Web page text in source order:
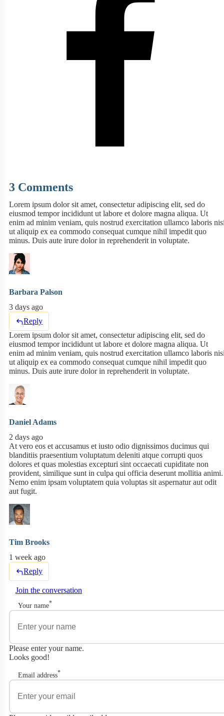
3 Comments
Lorem ipsum dolor sit amet, consectetur adipiscing elit, sed do
eiusmod tempor incididunt ut labore et dolore magna aliqua. Ut
enim ad minim veniam, quis nostrud exercitation ullamco laboris
ut aliquip ex ea commodo consequat cumque nihil impedit quo
minus. Duis aute irure dolor in reprehenderit in voluptate.
Barbara Palson
3 days ago
Reply
Lorem ipsum dolor sit amet, consectetur adipiscing elit, sed do
eiusmod tempor incididunt ut labore et dolore magna aliqua. Ut
enim ad minim veniam, quis nostrud exercitation ullamco laboris
ut aliquip ex ea commodo consequat cumque nihil impedit quo
minus. Duis aute irure dolor in reprehenderit in voluptate.
Daniel Adams
2 days ago
At vero eos et accusamus et iusto odio dignissimos ducimus qui
blanditiis praesentium voluptatum deleniti atque corrupti quos
dolores et quas molestias excepturi sint occaecati cupiditate non
provident, similique sunt in culpa qui officia deserunt mollitia animi.
Nemo enim ipsam voluptatem quia voluptas sit aspernatur aut odit
aut fugit.
Tim Brooks
1 week ago
Reply
Join the conversation
Your name*
Please enter your name.
Looks good!
Email address*